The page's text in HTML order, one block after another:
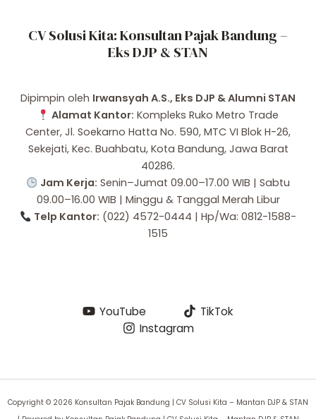
CV Solusi Kita: Konsultan Pajak Bandung –
Eks DJP & STAN
Dipimpin oleh Irwansyah A.S., Eks DJP & Alumni STAN
Alamat Kantor: Kompleks Ruko Metro Trade
Center, Jl. Soekarno Hatta No. 590, MTC VI Blok H-26,
Sekejati, Kec. Buahbatu, Kota Bandung, Jawa Barat
40286.
Jam Kerja: Senin–Jumat 09.00–17.00 WIB | Sabtu
09.00–16.00 WIB | Minggu & Tanggal Merah Libur
Telp Kantor: (022) 4572-0444 | Hp/Wa: 0812-1588-
1515
YouTube
TikTok
Instagram
Copyright © 2026 Konsultan Pajak Bandung | CV Solusi Kita – Mantan DJP & STAN